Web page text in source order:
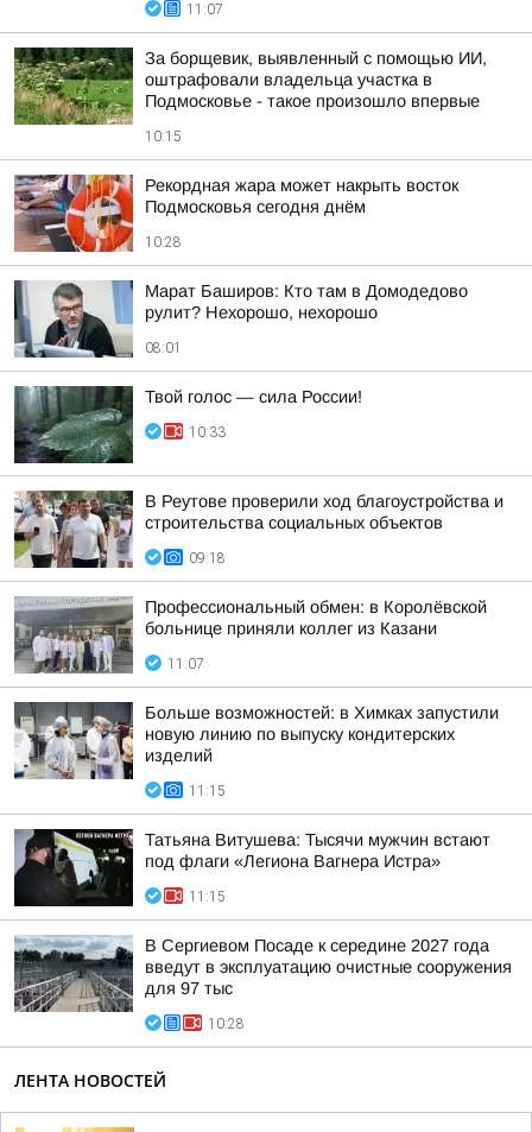
11:07
За борщевик, выявленный с помощью ИИ,
оштрафовали владельца участка в
Подмосковье - такое произошло впервые
10:15
Рекордная жара может накрыть восток
Подмосковья сегодня днём
10:28
Марат Баширов: Кто там в Домодедово
рулит? Нехорошо, нехорошо
08:01
Твой голос — сила России!
10:33
В Реутове проверили ход благоустройства и
строительства социальных объектов
09:18
Профессиональный обмен: в Королёвской
больнице приняли коллег из Казани
11:07
Больше возможностей: в Химках запустили
новую линию по выпуску кондитерских
изделий
11:15
Татьяна Витушева: Тысячи мужчин встают
под флаги «Легиона Вагнера Истра»
11:15
В Сергиевом Посаде к середине 2027 года
введут в эксплуатацию очистные сооружения
для 97 тыс
10:28
ЛЕНТА НОВОСТЕЙ